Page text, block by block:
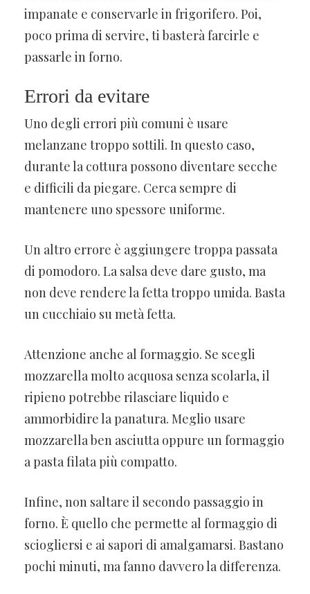
impanate e conservarle in frigorifero. Poi,
poco prima di servire, ti basterà farcirle e
passarle in forno.
Errori da evitare
Uno degli errori più comuni è usare
melanzane troppo sottili. In questo caso,
durante la cottura possono diventare secche
e difficili da piegare. Cerca sempre di
mantenere uno spessore uniforme.
Un altro errore è aggiungere troppa passata
di pomodoro. La salsa deve dare gusto, ma
non deve rendere la fetta troppo umida. Basta
un cucchiaio su metà fetta.
Attenzione anche al formaggio. Se scegli
mozzarella molto acquosa senza scolarla, il
ripieno potrebbe rilasciare liquido e
ammorbidire la panatura. Meglio usare
mozzarella ben asciutta oppure un formaggio
a pasta filata più compatto.
Infine, non saltare il secondo passaggio in
forno. È quello che permette al formaggio di
sciogliersi e ai sapori di amalgamarsi. Bastano
pochi minuti, ma fanno davvero la differenza.